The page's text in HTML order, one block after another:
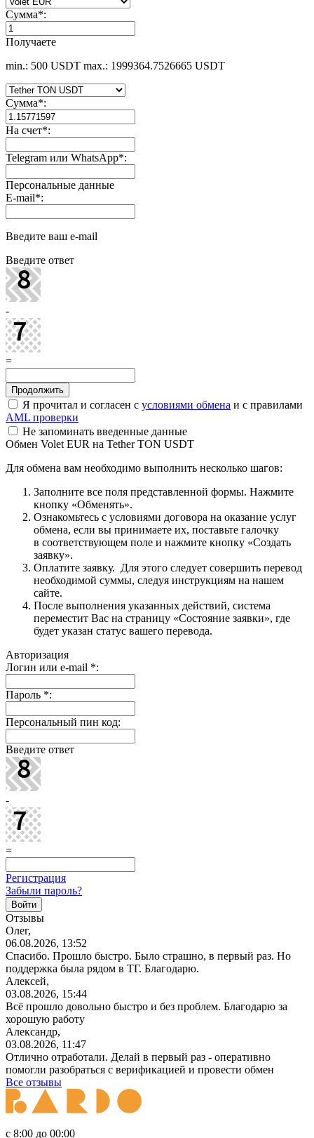
Сумма*:
Получаете
min.: 500 USDT max.: 1999364.7526665 USDT
Сумма*:
На счет*:
Telegram или WhatsApp*:
Персональные данные
E-mail*:
Введите ваш e-mail
Введите ответ
-
=
Я прочитал и согласен с условиями обмена и с правилами
AML проверки
Не запоминать введенные данные
Обмен Volet EUR на Tether TON USDT
Для обмена вам необходимо выполнить несколько шагов:
Заполните все поля представленной формы. Нажмите
кнопку «Обменять».
Ознакомьтесь с условиями договора на оказание услуг
обмена, если вы принимаете их, поставьте галочку
в соответствующем поле и нажмите кнопку «Создать
заявку».
Оплатите заявку. Для этого следует совершить перевод
необходимой суммы, следуя инструкциям на нашем
сайте.
После выполнения указанных действий, система
переместит Вас на страницу «Состояние заявки», где
будет указан статус вашего перевода.
Авторизация
Логин или e-mail *:
Пароль *:
Персональный пин код:
Введите ответ
-
=
Регистрация
Забыли пароль?
Отзывы
Олег,
06.08.2026, 13:52
Спасибо. Прошло быстро. Было страшно, в первый раз. Но
поддержка была рядом в ТГ. Благодарю.
Алексей,
03.08.2026, 15:44
Всё прошло довольно быстро и без проблем. Благодарю за
хорошую работу
Александр,
03.08.2026, 11:47
Отлично отработали. Делай в первый раз - оперативно
помогли разобраться с верификацией и провести обмен
Все отзывы
с 8:00 до 00:00